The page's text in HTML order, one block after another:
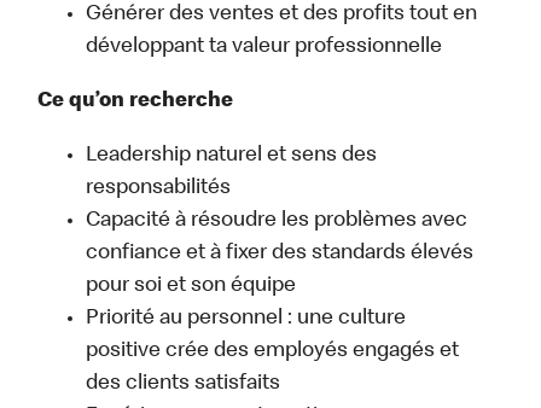
Générer des ventes et des profits tout en
développant ta valeur professionnelle
Ce qu’on recherche
Leadership naturel et sens des
responsabilités
Capacité à résoudre les problèmes avec
confiance et à fixer des standards élevés
pour soi et son équipe
Priorité au personnel : une culture
positive crée des employés engagés et
des clients satisfaits